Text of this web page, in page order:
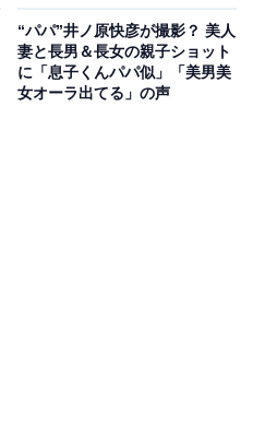
“パパ”井ノ原快彦が撮影？ 美人
妻と長男＆長女の親子ショット
に「息子くんパパ似」「美男美
女オーラ出てる」の声